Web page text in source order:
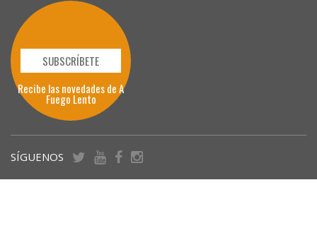
SUBSCRÍBETE
Recibe las novedades de A
Fuego Lento
SÍGUENOS